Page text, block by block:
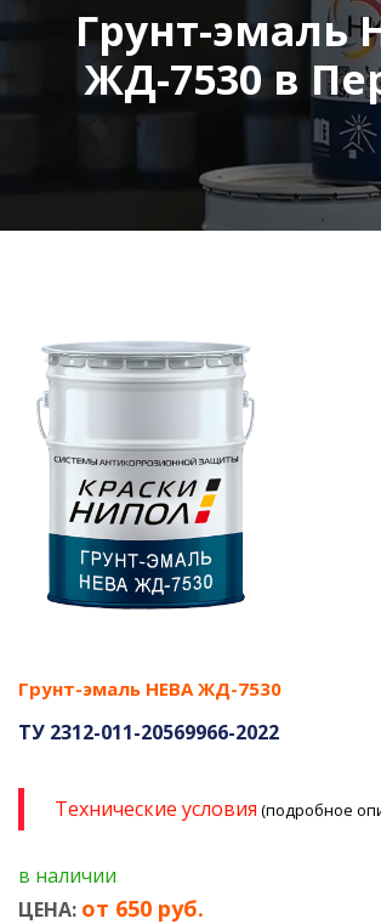
Грунт-эмаль
ЖД-7530 в
Грунт-эмаль НЕВА ЖД-7530
ТУ 2312-011-20569966-2022
Технические условия (подробное
в наличии
ЦЕНА: от 650 руб.